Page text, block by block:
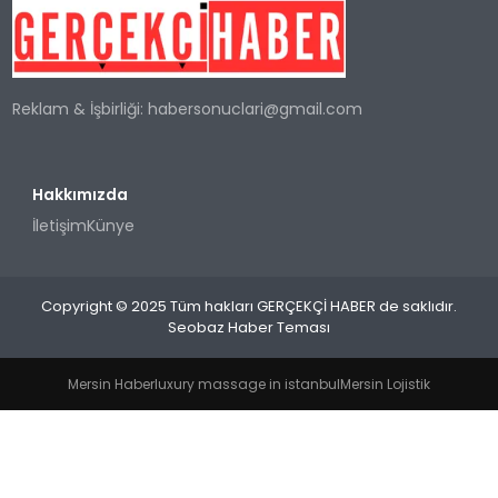
SPOR
TEKNOLOJI
YAŞAM
Reklam & İşbirliği:habersonuclari@gmail.com
Hakkımızda
İletişimKünye
Copyright © 2025 Tüm hakları GERÇEKÇİ HABER de saklıdır.
Seobaz Haber Teması
Mersin Haberluxury massage in istanbulMersin Lojistik